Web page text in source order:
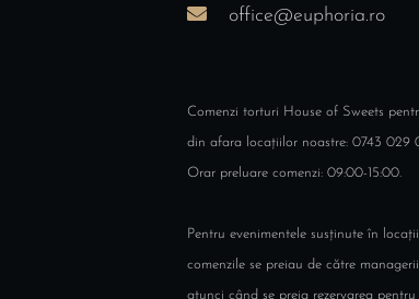
office@euphoria.ro
Comenzi torturi House of Sweets
din afara locațiilor noastre: 0743 029
Orar preluare comenzi: 09:00-15:00.
Pentru evenimentele susținute în
comenzile se preiau de către
atunci când se preia rezervarea pentru